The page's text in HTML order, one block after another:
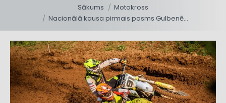
Sākums
Motokross
Nacionālā kausa pirmais posms Gulbenē…